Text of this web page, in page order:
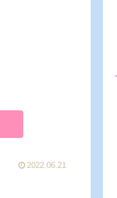
2022.06.21